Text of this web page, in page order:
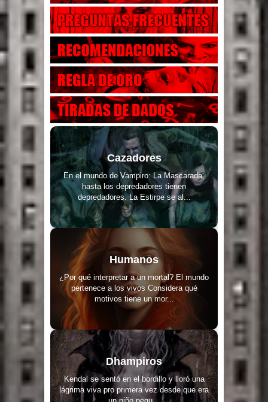
Cazadores
En el mundo de Vampiro: La Mascarada,
hasta los depredadores tienen
depredadores. La Estirpe se al...
Humanos
¿Por qué interpretar a un mortal? El mundo
pertenece a los vivos Considera qué
motivos tiene un mor...
Dhampiros
Kendal se sentó en el bordillo y lloró una
lágrima viva pro primera vez desde que era